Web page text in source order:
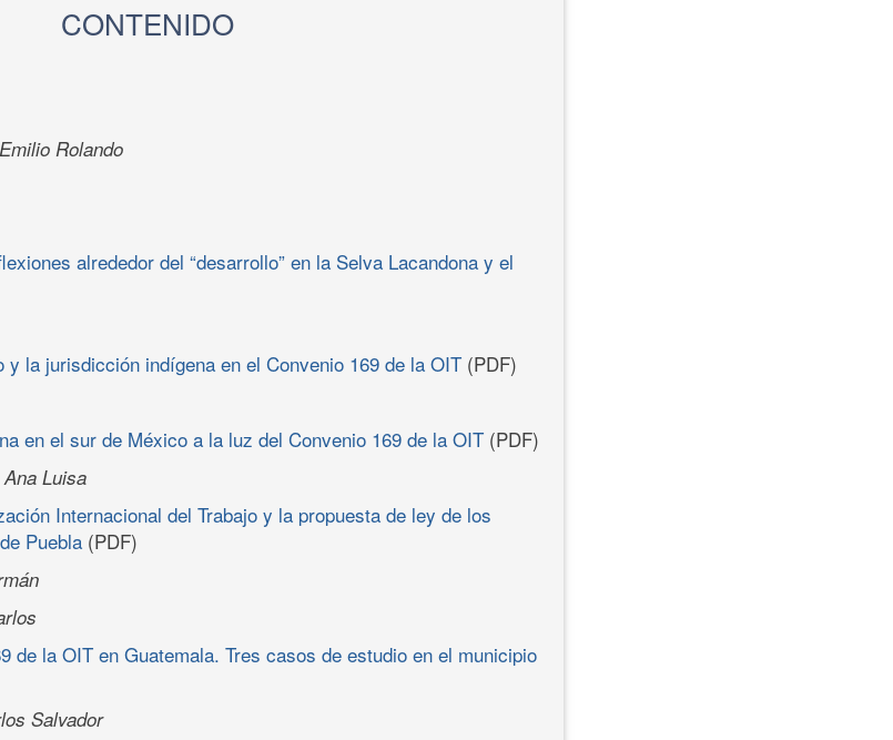
CONTENIDO
Rolando
alrededor del “desarrollo” en la Selva Lacandona y el
y la jurisdicción indígena en el Convenio 169 de la OIT (PDF)
en el sur de México a la luz del Convenio 169 de la OIT (PDF)
Luisa
Internacional del Trabajo y la propuesta de ley de los
Puebla (PDF)
de la OIT en Guatemala. Tres casos de estudio en el municipio
Salvador